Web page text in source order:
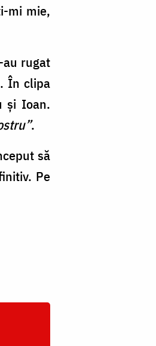
mi mie,
rugat
În clipa
şi Ioan.
.
să
Pe